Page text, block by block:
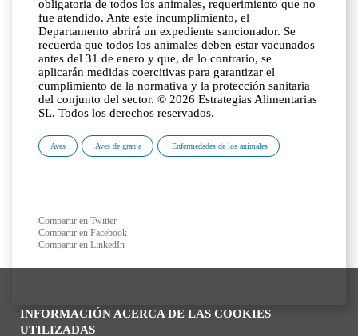
INFORMACIÓN ACERCA DE LAS COOKIES
UTILIZADAS
obligatoria de todos los animales, requerimiento que no
fue atendido. Ante este incumplimiento, el
Departamento abrirá un expediente sancionador. Se
recuerda que todos los animales deben estar vacunados
antes del 31 de enero y que, de lo contrario, se
aplicarán medidas coercitivas para garantizar el
cumplimiento de la normativa y la protección sanitaria
del conjunto del sector. © 2026 Estrategias Alimentarias
SL. Todos los derechos reservados.
Aves Aves de granja Enfermedades de los animales
Compartir en Twitter
Compartir en Facebook
Compartir en LinkedIn